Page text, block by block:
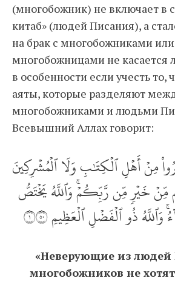
(многобожник) не включает в
китаб» (людей Писания), а
на брак с многобожниками или
многобожницами не касается
в особенности если учесть то,
аяты, которые разделяют
многобожниками и людьми
Всевышний Аллах говорит:
مِنۡ أَهۡلِ ٱلۡكِتَٰبِ وَلَا ٱلۡمُشۡرِكِينَ
خَيۡرٖ مِّن رَّبِّكُمۡۚ وَٱللَّهُ يَخۡتَصُّ
ذُو ٱلۡفَضۡلِ ٱلۡعَظِيمِ ١٠٥
«Неверующие из
многобожников не